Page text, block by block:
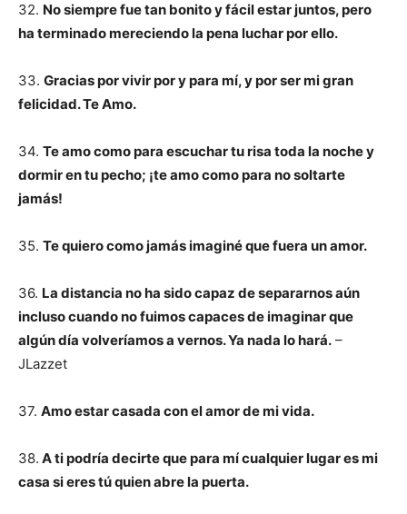
32. No siempre fue tan bonito y fácil estar juntos, pero
ha terminado mereciendo la pena luchar por ello.
33. Gracias por vivir por y para mí, y por ser mi gran
felicidad. Te Amo.
34. Te amo como para escuchar tu risa toda la noche y
dormir en tu pecho; ¡te amo como para no soltarte
jamás!
35. Te quiero como jamás imaginé que fuera un amor.
36. La distancia no ha sido capaz de separarnos aún
incluso cuando no fuimos capaces de imaginar que
algún día volveríamos a vernos. Ya nada lo hará. –
JLazzet
37. Amo estar casada con el amor de mi vida.
38. A ti podría decirte que para mí cualquier lugar es mi
casa si eres tú quien abre la puerta.